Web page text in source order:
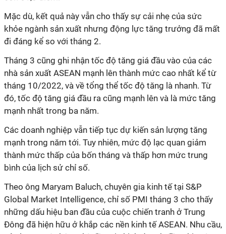
Mặc dù, kết quả này vẫn cho thấy sự cải nhẹ của sức
khỏe ngành sản xuất nhưng động lực tăng trưởng đã mất
đi đáng kể so với tháng 2.
Tháng 3 cũng ghi nhận tốc độ tăng giá đầu vào của các
nhà sản xuất ASEAN mạnh lên thành mức cao nhất kể từ
tháng 10/2022, và về tổng thể tốc độ tăng là nhanh. Từ
đó, tốc độ tăng giá đầu ra cũng mạnh lên và là mức tăng
mạnh nhất trong ba năm.
Các doanh nghiệp vẫn tiếp tục dự kiến sản lượng tăng
mạnh trong năm tới. Tuy nhiên, mức độ lạc quan giảm
thành mức thấp của bốn tháng và thấp hơn mức trung
bình của lịch sử chỉ số.
Theo ông Maryam Baluch, chuyên gia kinh tế tại S&P
Global Market Intelligence, chỉ số PMI tháng 3 cho thấy
những dấu hiệu ban đầu của cuộc chiến tranh ở Trung
Đông đã hiện hữu ở khắp các nền kinh tế ASEAN. Nhu cầu,